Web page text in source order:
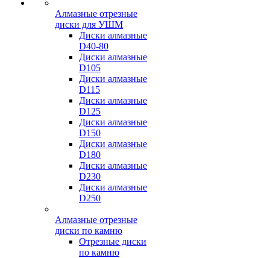
Алмазные отрезные
диски для УШМ
Диски алмазные
D40-80
Диски алмазные
D105
Диски алмазные
D115
Диски алмазные
D125
Диски алмазные
D150
Диски алмазные
D180
Диски алмазные
D230
Диски алмазные
D250
Алмазные отрезные
диски по камню
Отрезные диски
по камню